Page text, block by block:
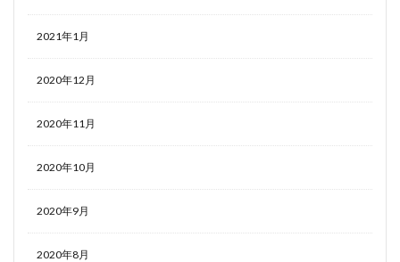
2021年1月
2020年12月
2020年11月
2020年10月
2020年9月
2020年8月